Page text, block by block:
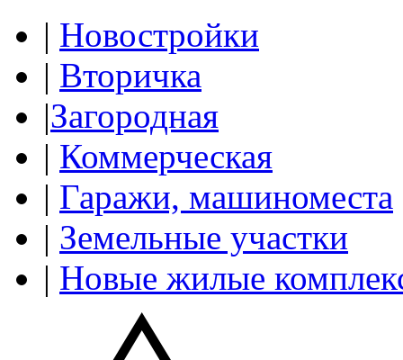
| Новостройки
| Вторичка
|Загородная
| Коммерческая
| Гаражи, машиноместа
| Земельные участки
| Новые жилые